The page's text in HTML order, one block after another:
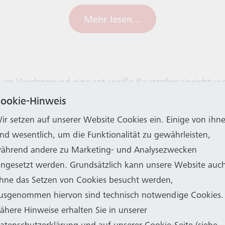
Mehr lesen...
N1, 600 und 601 auf der
im Bereich der Nordbrücke ist die
und dem Friesenweg seit Freitag, 5. Juni, voll
bis auf Weiteres. Betroffen sind die Busse der
Eingeschränkter Stadtbahnbetrieb
Gründen haben SWB Bus und Bahn
Großteil der Stadtbahn-Fahrzeuge aus dem Betrieb
Hinweis
setzen auf unserer Website Cookies ein. Einige von
wesentlich, um die Funktionalität zu gewährleisten,
andere zu Marketing- und Analysezwecken
werden. Grundsätzlich kann unsere Website
das Setzen von Cookies besucht werden,
hiervon sind technisch notwendige Cookies.
Hinweise erhalten Sie in unserer